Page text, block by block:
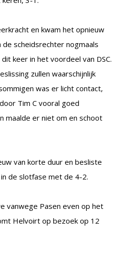
en kwam het opnieuw
scheidsrechter nogmaals
keer in het voordeel van DSC.
zullen waarschijnlijk
was er licht contact,
Tim C vooral goed
maalde er niet om en schoot
van korte duur en besliste
de slotfase met de 4-2.
vanwege Pasen even op het
Helvoirt op bezoek op 12